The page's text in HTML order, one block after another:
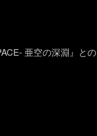
亜空の深淵』との